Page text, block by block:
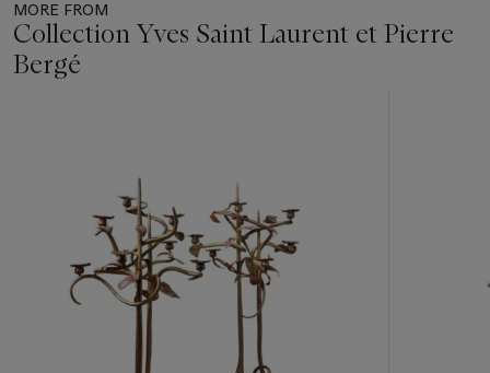
MORE FROM
Collection Yves Saint Laurent et Pierre
Bergé